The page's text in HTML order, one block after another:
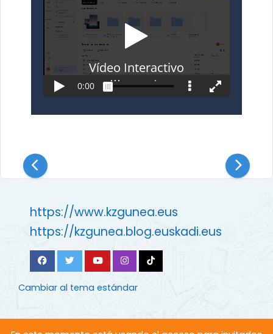
https://www.kzgunea.eus
https://kzgunea.blog.euskadi.eus
Cambiar al tema estándar